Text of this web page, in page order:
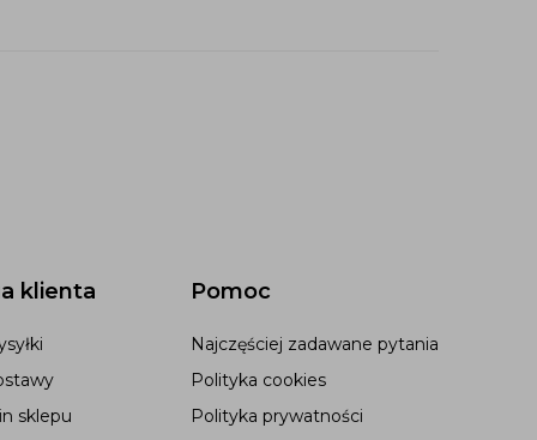
klienta
sklepu
Pomoc
Najczęściej zadawane pytania
Polityka cookies
Polityka prywatności